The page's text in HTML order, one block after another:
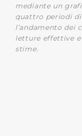
mediante un
quattro periodi
l’andamento dei
letture effettive e
stime.